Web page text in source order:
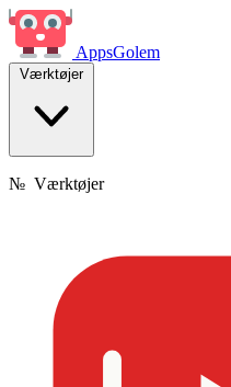
AppsGolem
Værktøjer
№ Værktøjer